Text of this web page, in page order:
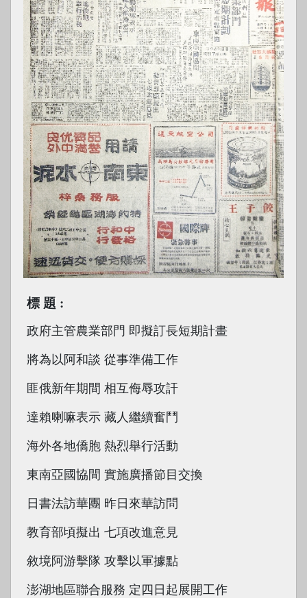
標題
政府主管農業部門 即擬訂長短期計畫
將為以阿和談 從事準備工作
匪俄新年期間 相互侮辱攻訐
達賴喇嘛表示 藏人繼續奮鬥
海外各地僑胞 熱烈舉行活動
東南亞國協間 實施廣播節目交換
日書法訪華團 昨日來華訪問
教育部頃擬出 七項改進意見
敘境阿游擊隊 攻擊以軍據點
澎湖地區聯合服務 定四日起展開工作